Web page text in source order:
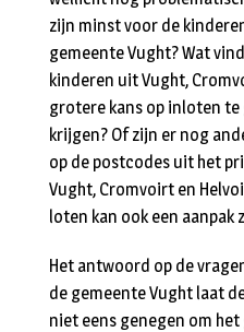
zijn minst voor de
gemeente Vught? Wat
kinderen uit Vught,
grotere kans op inloten
krijgen? Of zijn er nog
op de postcodes uit het
Vught, Cromvoirt en
loten kan ook een aanpak
Het antwoord op de
de gemeente Vught laat
niet eens genegen om